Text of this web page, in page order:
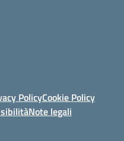
PolicyCookie Policy
Note legali